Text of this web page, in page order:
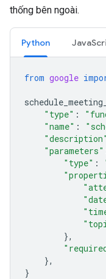
thống bên ngoài.
Python
from google
"type" :
"name" :
"description"
"parameters"
"type" :
},
},
}